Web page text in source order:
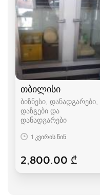
თბილისი
ბიზნესი, დანადგარები,
დაზგები და
დანადგარები
1 კვირის წინ
2,800.00 ₾